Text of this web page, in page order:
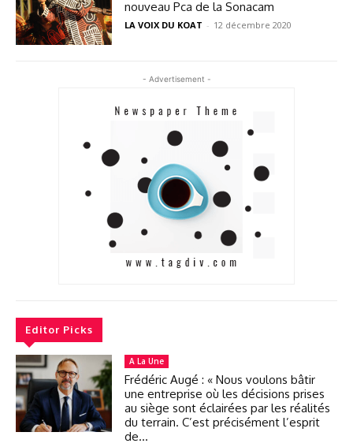
nouveau Pca de la Sonacam
LA VOIX DU KOAT - 12 décembre 2020
- Advertisement -
Editor Picks
A La Une
Frédéric Augé : « Nous voulons bâtir
une entreprise où les décisions prises
au siège sont éclairées par les réalités
du terrain. C’est précisément l’esprit
de...